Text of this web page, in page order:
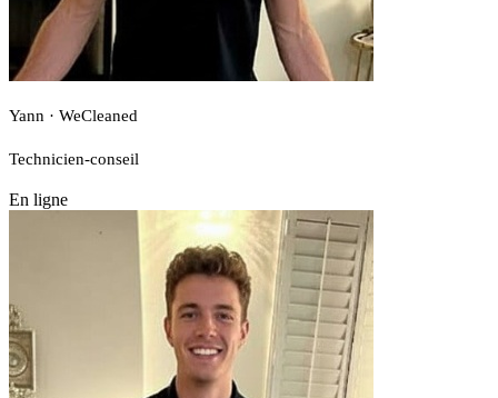
Yann · WeCleaned
Technicien-conseil
En ligne